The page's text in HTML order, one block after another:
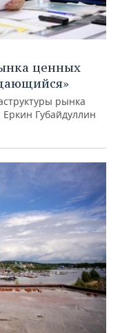
ценных
рынка
Губайдуллин